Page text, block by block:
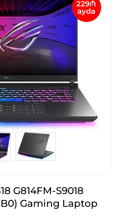
229₼
ayda
G814FM-S9018
Gaming Laptop